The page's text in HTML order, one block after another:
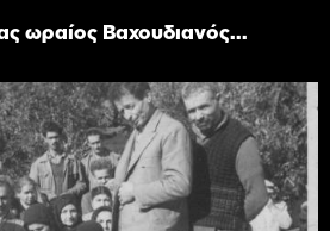
ωραίος Βαχουδιανός...